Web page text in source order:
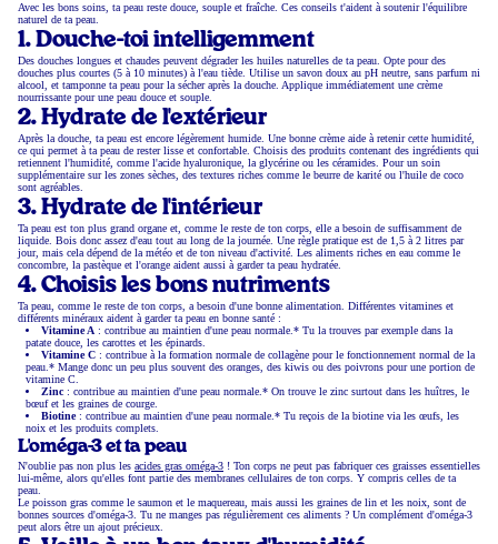
Avec les bons soins, ta peau reste douce, souple et fraîche. Ces conseils t'aident à soutenir l'équilibre
naturel de ta peau.
1. Douche-toi intelligemment
Des douches longues et chaudes peuvent dégrader les huiles naturelles de ta peau. Opte pour des
douches plus courtes (5 à 10 minutes) à l'eau tiède. Utilise un savon doux au pH neutre, sans parfum ni
alcool, et tamponne ta peau pour la sécher après la douche. Applique immédiatement une crème
nourrissante pour une peau douce et souple.
2. Hydrate de l'extérieur
Après la douche, ta peau est encore légèrement humide. Une bonne crème aide à retenir cette humidité,
ce qui permet à ta peau de rester lisse et confortable. Choisis des produits contenant des ingrédients qui
retiennent l'humidité, comme l'acide hyaluronique, la glycérine ou les céramides. Pour un soin
supplémentaire sur les zones sèches, des textures riches comme le beurre de karité ou l'huile de coco
sont agréables.
3. Hydrate de l'intérieur
Ta peau est ton plus grand organe et, comme le reste de ton corps, elle a besoin de suffisamment de
liquide. Bois donc assez d'eau tout au long de la journée. Une règle pratique est de 1,5 à 2 litres par
jour, mais cela dépend de la météo et de ton niveau d'activité. Les aliments riches en eau comme le
concombre, la pastèque et l'orange aident aussi à garder ta peau hydratée.
4. Choisis les bons nutriments
Ta peau, comme le reste de ton corps, a besoin d'une bonne alimentation. Différentes vitamines et
différents minéraux aident à garder ta peau en bonne santé :
Vitamine A : contribue au maintien d'une peau normale.* Tu la trouves par exemple dans la
patate douce, les carottes et les épinards.
Vitamine C : contribue à la formation normale de collagène pour le fonctionnement normal de la
peau.* Mange donc un peu plus souvent des oranges, des kiwis ou des poivrons pour une portion de
vitamine C.
Zinc : contribue au maintien d'une peau normale.* On trouve le zinc surtout dans les huîtres, le
bœuf et les graines de courge.
Biotine: contribue au maintien d'une peau normale.* Tu reçois de la biotine via les œufs, les
noix et les produits complets.
L'oméga-3 et ta peau
N'oublie pas non plus les acides gras oméga-3 ! Ton corps ne peut pas fabriquer ces graisses essentielles
lui-même, alors qu'elles font partie des membranes cellulaires de ton corps. Y compris celles de ta
peau.
Le poisson gras comme le saumon et le maquereau, mais aussi les graines de lin et les noix, sont de
bonnes sources d'oméga-3. Tu ne manges pas régulièrement ces aliments ? Un complément d'oméga-3
peut alors être un ajout précieux.